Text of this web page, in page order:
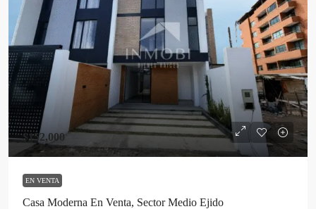
$152,000
EN VENTA
Casa Moderna En Venta, Sector Medio Ejido